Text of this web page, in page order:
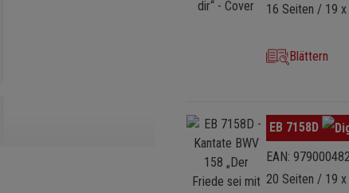
16 Seiten / 19
Blättern
Bildergalerie überspringen
EB 7158D
EAN:
20 Seiten / 19